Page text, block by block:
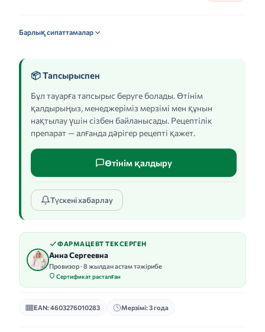
Барлық сипаттамалар
📦 Тапсырыспен
Бұл тауарға тапсырыс беруге болады. Өтінім
қалдырыңыз, менеджеріміз мерзімі мен құнын
нақтылау үшін сізбен байланысады. Рецептілік
препарат — алғанда дәрігер рецепті қажет.
Өтінім қалдыру
Түскені хабарлау
ФАРМАЦЕВТ ТЕКСЕРГЕН
Анна Сергеевна
Провизор · 8 жылдан астам тәжірибе
Сертификат расталған
EAN: 4603276010283 Мерзімі: 3 года